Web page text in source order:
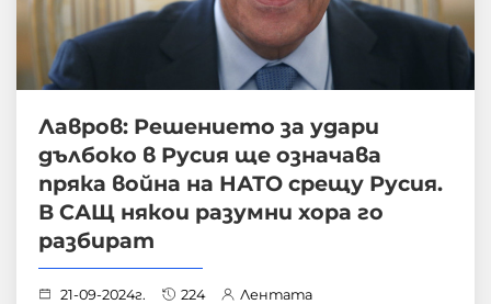
Лавров: Решението за удари
дълбоко в Русия ще означава
пряка война на НАТО срещу Русия.
В САЩ някои разумни хора го
разбират
21-09-2024г. 224 Лентата